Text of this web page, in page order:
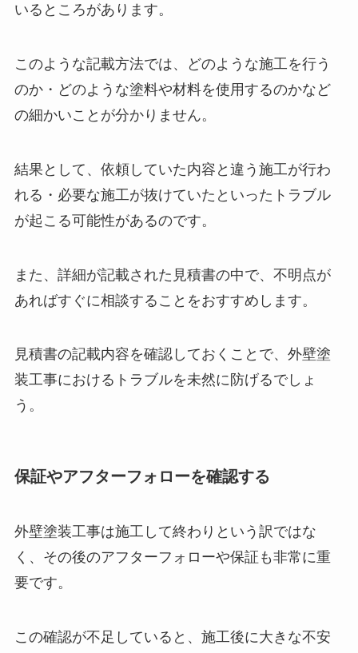
いるところがあります。
このような記載方法では、どのような施工を行う
のか・どのような塗料や材料を使用するのかなど
の細かいことが分かりません。
結果として、依頼していた内容と違う施工が行わ
れる・必要な施工が抜けていたといったトラブル
が起こる可能性があるのです。
また、詳細が記載された見積書の中で、不明点が
あればすぐに相談することをおすすめします。
見積書の記載内容を確認しておくことで、外壁塗
装工事におけるトラブルを未然に防げるでしょ
う。
保証やアフターフォローを確認する
外壁塗装工事は施工して終わりという訳ではな
く、その後のアフターフォローや保証も非常に重
要です。
この確認が不足していると、施工後に大きな不安